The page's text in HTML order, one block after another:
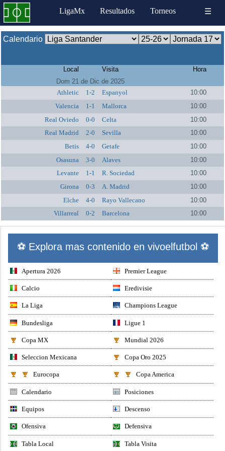
LigaMx Resultados Torneos ☰
Calendario
Local Visita
Hora
Dom 21 de Dic de 2025
Athletic
1-2 Espanyol
10:00
Valencia
1-1 Mallorca
10:00
Real Oviedo
0-0 Celta
10:00
Real Madrid
2-0 Sevilla
10:00
Betis
4-0 Getafe
10:00
Osasuna
3-0 Alaves
10:00
Levante
1-1 R. Sociedad
10:00
Girona
0-3 A. Madrid
10:00
Elche
4-0 Rayo Vallecano
10:00
Villarreal
0-2 Barcelona 10:00
⚽ Explora mas contenido en vivoelfutbol ⚽
Apertura 2026 Premier League
Calcio Eredivisie
La Liga Champions League
Bundesliga Ligue 1
Copa MX Mundial 2026
Seleccion Mexicana Copa Oro 2025
Eurocopa Copa America
Calendario Posiciones
Equipos Descenso
Ofensiva Defensiva
Tabla Local Tabla Visita